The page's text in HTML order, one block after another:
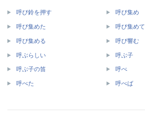
呼び鈴を押す 呼び集め
呼び集めた 呼び集めて
呼び集める 呼び響む
呼ぶらしい 呼ぶ子
呼ぶ子の笛 呼べ
呼べた 呼べば